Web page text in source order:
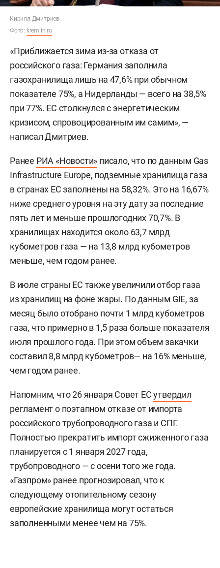
Кирилл Дмитриев
Фото: kremlin.ru
«Приближается зима из-за отказа от
российского газа: Германия заполнила
газохранилища лишь на 47,6% при обычном
показателе 75%, а Нидерланды — всего на 38,5%
при 77%. ЕС столкнулся с энергетическим
кризисом, спровоцированным им самим», —
написал Дмитриев.
Ранее РИА «Новости» писало, что по данным Gas
Infrastructure Europe, подземные хранилища газа
в странах ЕС заполнены на 58,32%. Это на 16,67%
ниже среднего уровня на эту дату за последние
пять лет и меньше прошлогодних 70,7%. В
хранилищах находится около 63,7 млрд
кубометров газа — на 13,8 млрд кубометров
меньше, чем годом ранее.
В июле страны ЕС также увеличили отбор газа
из хранилищ на фоне жары. По данным GIE, за
месяц было отобрано почти 1 млрд кубометров
газа, что примерно в 1,5 раза больше показателя
июля прошлого года. При этом объем закачки
составил 8,8 млрд кубометров— на 16% меньше,
чем годом ранее.
Напомним, что 26 января Совет ЕСутвердил
регламент о поэтапном отказе от импорта
российского трубопроводного газа и СПГ.
Полностью прекратить импорт сжиженного газа
планируется с 1 января 2027 года,
трубопроводного — с осени того же года.
«Газпром» ранее прогнозировал, что к
следующему отопительному сезону
европейские хранилища могут остаться
заполненными менее чем на 75%.